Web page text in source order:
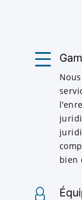
bien